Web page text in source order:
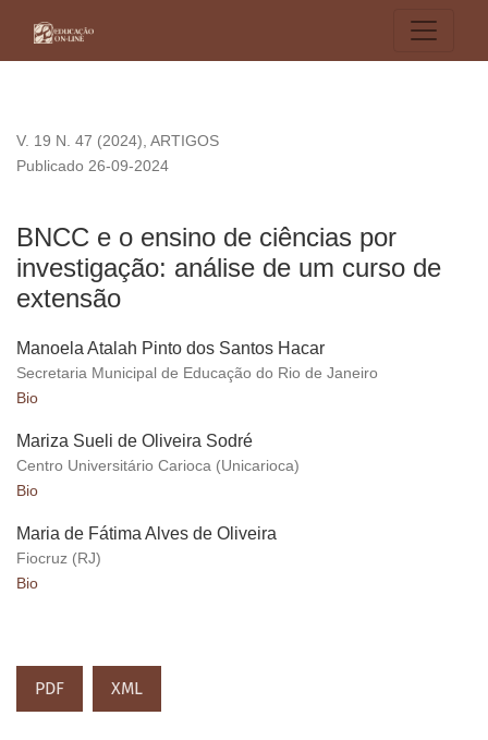
V. 19 N. 47 (2024), ARTIGOS
BNCC e o ensino de ciências por
investigação: análise de um curso de
extensão
Publicado 26-09-2024
Manoela Atalah Pinto dos Santos Hacar
Secretaria Municipal de Educação do Rio de Janeiro
Bio
Mariza Sueli de Oliveira Sodré
Centro Universitário Carioca (Unicarioca)
Bio
Maria de Fátima Alves de Oliveira
Fiocruz (RJ)
Bio
PDF XML